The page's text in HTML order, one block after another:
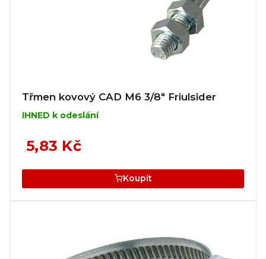
Třmen kovový CAD M6 3/8" Friulsider
IHNED k odeslání
5,83 Kč
Koupit